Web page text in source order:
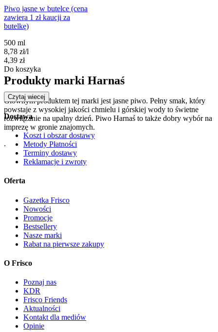
Piwo jasne w butelce (cena
zawiera 1 zł kaucji za
butelkę)
500 ml
8,78 zł/l
Cena
4,39 zł
Do koszyka
Produkty marki Harnaś
Głównym produktem tej marki jest jasne piwo. Pełny smak, który
powstaje z wysokiej jakości chmielu i górskiej wody to świetne
rozwiązanie na upalny dzień. Piwo Harnaś to także dobry wybór na
imprezę w gronie znajomych.
.
Czytaj wiecej
Dostawa
Koszt i obszar dostawy
Metody Płatności
Terminy dostawy
Reklamacje i zwroty
Oferta
Gazetka Frisco
Nowości
Promocje
Bestsellery
Nasze marki
Rabat na pierwsze zakupy
O Frisco
Poznaj nas
KDR
Frisco Friends
Aktualności
Kontakt dla mediów
Opinie